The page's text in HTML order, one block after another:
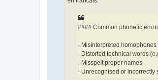
#### Common phonetic
- Misinterpreted
- Distorted technical words
- Misspelt proper names
- Unrecognised or incorrectly